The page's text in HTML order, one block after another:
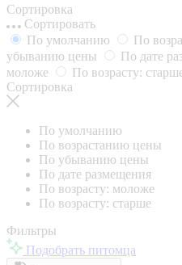
Сортировка
Сортировать
По умолчанию
По
убыванию цены
По дате
моложе
По возрасту:
Сортировка
По умолчанию
По возрастанию цены
По убыванию цены
По дате размещения
По возрасту: моложе
По возрасту: старше
Фильтры
Подобрать питомца